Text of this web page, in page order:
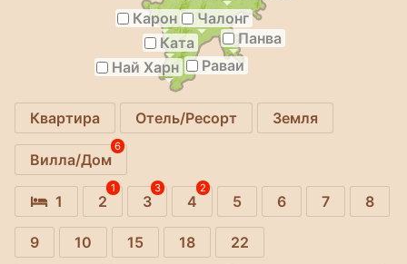
Чалонг
Карон
Панва
Ката
Раваи
Най Харн
Квартира Отель/Ресорт Земля
Вилла/Дом
6
1 2
1
3
3
4
2
5 6 7 8
9 10 15 18 22